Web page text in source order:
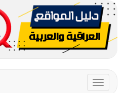
Toggle